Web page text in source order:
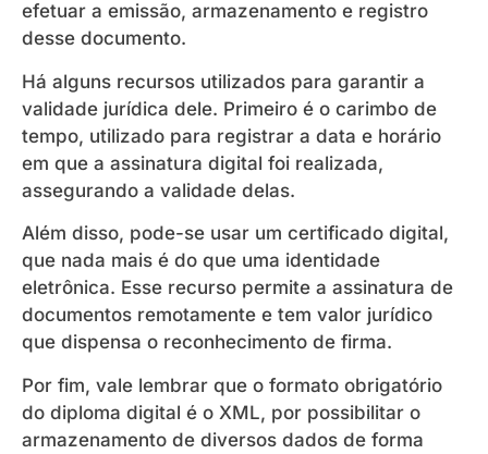
efetuar a emissão, armazenamento e registro
desse documento.
Há alguns recursos utilizados para garantir a
validade jurídica dele. Primeiro é o carimbo de
tempo, utilizado para registrar a data e horário
em que a assinatura digital foi realizada,
assegurando a validade delas.
Além disso, pode-se usar um certificado digital,
que nada mais é do que uma identidade
eletrônica. Esse recurso permite a assinatura de
documentos remotamente e tem valor jurídico
que dispensa o reconhecimento de firma.
Por fim, vale lembrar que o formato obrigatório
do diploma digital é o XML, por possibilitar o
armazenamento de diversos dados de forma